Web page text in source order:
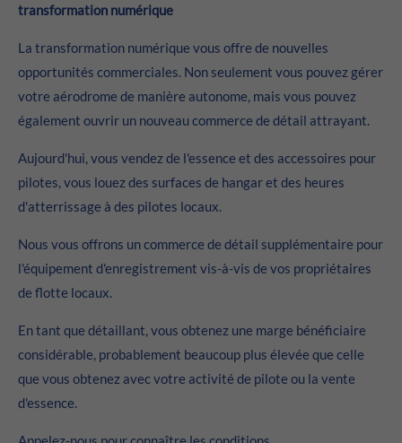
transformation numérique
La transformation numérique vous offre de nouvelles
opportunités commerciales. Non seulement vous pouvez gérer
votre aérodrome de manière autonome, mais vous pouvez
également ouvrir un nouveau commerce de détail attrayant.
Aujourd'hui, vous vendez de l'essence et des accessoires pour
pilotes, vous louez des surfaces de hangar et des heures
d'atterrissage à des pilotes locaux.
Nous vous offrons un commerce de détail supplémentaire pour
l'équipement d'enregistrement vis-à-vis de vos propriétaires
de flotte locaux.
En tant que détaillant, vous obtenez une marge bénéficiaire
considérable, probablement beaucoup plus élevée que celle
que vous obtenez avec votre activité de pilote ou la vente
d'essence.